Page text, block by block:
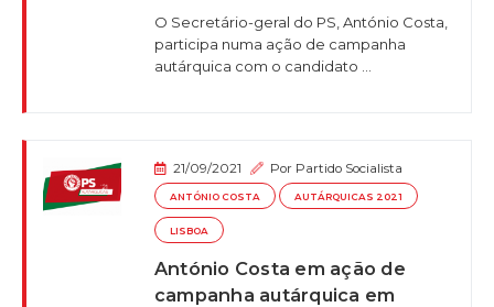
O Secretário-geral do PS, António Costa,
participa numa ação de campanha
autárquica com o candidato ...
21/09/2021 Por Partido Socialista
ANTÓNIO COSTA AUTÁRQUICAS 2021
LISBOA
António Costa em ação de
campanha autárquica em